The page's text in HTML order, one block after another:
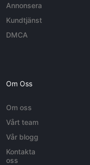
Annonsera
Kundtjänst
DMCA
Om Oss
Om oss
Vårt team
Vår blogg
Kontakta
oss